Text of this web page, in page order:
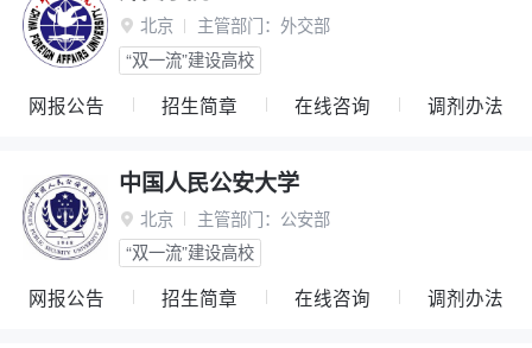
 北京 主管部门： 外交部
“双一流”建设高校
网报公告 招生简章 在线咨询 调剂办法
中国人民公安大学
 北京 主管部门： 公安部
“双一流”建设高校
网报公告 招生简章 在线咨询 调剂办法